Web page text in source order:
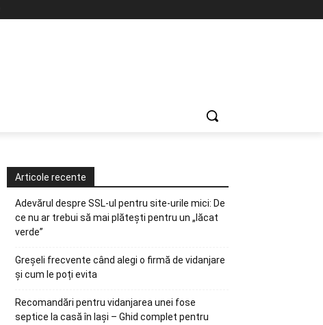
Articole recente
Adevărul despre SSL-ul pentru site-urile mici: De
ce nu ar trebui să mai plătești pentru un „lăcat
verde”
Greșeli frecvente când alegi o firmă de vidanjare
și cum le poți evita
Recomandări pentru vidanjarea unei fose
septice la casă în Iași – Ghid complet pentru